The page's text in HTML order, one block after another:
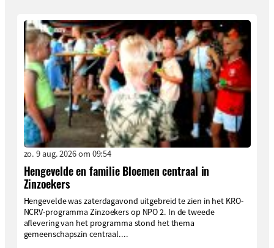
zo. 9 aug. 2026 om 09:54
Hengevelde en familie Bloemen centraal in
Zinzoekers
Hengevelde was zaterdagavond uitgebreid te zien in het KRO-
NCRV-programma Zinzoekers op NPO 2. In de tweede
aflevering van het programma stond het thema
gemeenschapszin centraal....